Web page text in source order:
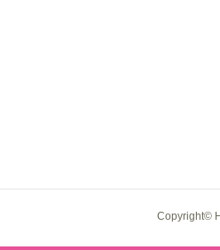
Copyright©